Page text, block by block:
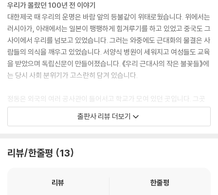
우리가 몰랐던 100년 전 이야기
대한제국 때 우리의 운명은 바람 앞의 등불같이 위태로웠습니다. 위에서는
러시아가, 아래에서는 일본이 팽팽하게 힘겨루기를 하고 있었고 중국도 그
사이에서 우리를 넘보고 있었습니다. 그러는 와중에도 근대화의 물결은 사
람들의 의식을 깨우고 있었습니다. 서양식 병원이 세워지고 여성들도 교육
을 받았으며 독립신문이 만들어졌습니다. 《우리 근대사의 작은 불꽃들》에
는 당시 사회 분위기가 고스란히 담겨 있습니다.
정동은 외국의 여러 공사관이 들어서고 학교가 모여 있던 곳입니다. 그곳
에서 박에스더와 주시경은 이화학당과 배재학교를 다녔습니다. 민강이 드
나들던 독일인 가게가 있었고 외국의 신기한 문물들이 모였습니다. 정동은
리를 오갔겠지요.
전국의 뜨거웠던 3.1만세운동의 열기도 느낄 수 있습니다. 진주의 만세운
출판사 리뷰 더보기
리뷰/한줄평 13
리뷰 한줄평